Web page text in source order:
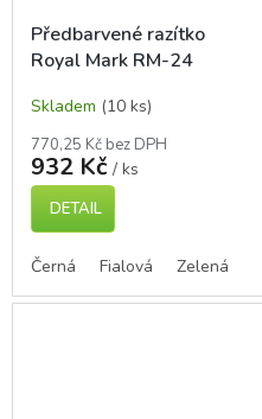
Předbarvené razítko
Royal Mark RM-24
Skladem (10 ks)
770,25 Kč bez DPH
932 Kč / ks
DETAIL
Černá Fialová Zelená